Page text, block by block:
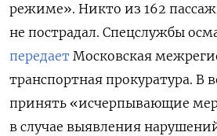
режиме». Никто из 162
не пострадал. Спецслужбы
передает Московская
транспортная прокуратура. В
принять «исчерпывающие
в случае выявления